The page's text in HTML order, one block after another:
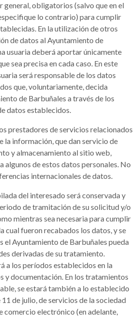
general, obligatorios (salvo que en el
lo contrario) para cumplir
En la utilización de otros
de datos al Ayuntamiento de
usuaria deberá aportar únicamente
sea precisa en cada caso. En este
será responsable de los datos
que, voluntariamente, decida
de Barbuñales a través de los
datos establecidos.
prestadores de servicios relacionados
la información, que dan servicio de
y almacenamiento al sitio web,
algunos de estos datos personales. No
internacionales de datos.
del interesado será conservada y
de tramitación de su solicitud y/o
mientras sea necesaria para cumplir
cual fueron recabados los datos, y se
el Ayuntamiento de Barbuñales pueda
derivadas de su tratamiento.
a los períodos establecidos en la
y documentación. En los tratamientos
se estará también a lo establecido
de julio, de servicios de la sociedad
comercio electrónico (en adelante,